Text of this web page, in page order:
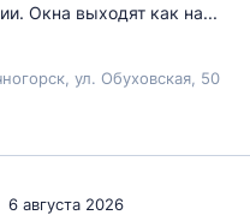
Окна выходят как на...
ул. Обуховская, 50
6 августа 2026